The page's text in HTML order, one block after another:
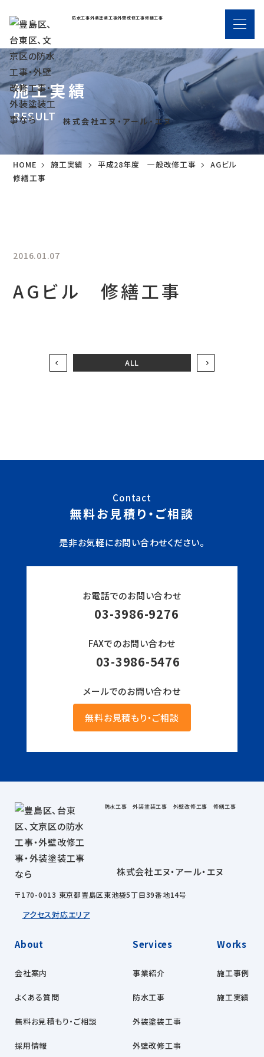
防水工事外装塗装工事外壁改修工事修繕工事
株式会社エヌ・アール・エヌ
施工実績
RESULT
HOME 施工実績 平成28年度 一般改修工事
AGビル
修繕工事
2016.01.07
AGビル 修繕工事
ALL
Contact
無料お見積り・ご相談
是非お気軽にお問い合わせください。
お電話でのお問い合わせ
03-3986-9276
FAXでのお問い合わせ
03-3986-5476
メールでのお問い合わせ
無料お見積もり・ご相談
防水工事 外装塗装工事 外壁改修工事 修繕工事
株式会社エヌ・アール・エヌ
〒170-0013 東京都豊島区東池袋5丁目39番地14号
アクセス対応エリア
About
会社案内
よくある質問
無料お見積もり・ご相談
採用情報
Services
事業紹介
防水工事
外装塗装工事
外壁改修工事
Works
施工事例
施工実績